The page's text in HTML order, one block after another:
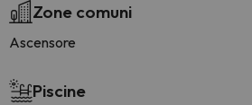
Zone comuni
Ascensore
Piscine